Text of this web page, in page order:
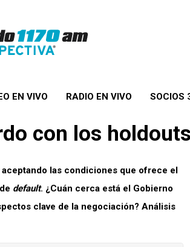
EN VIVO RADIO EN VIVO SOCIOS
con los holdouts
aceptando las condiciones que ofrece el
default. ¿Cuán cerca está el Gobierno
clave de la negociación? Análisis